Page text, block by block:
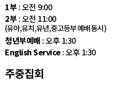
1부 : 오전 9:00
2부 : 오전 11:00
(유아,유치,유년,중고등부 예배 동시)
청년부예배 : 오후 1:30
English Service: 오후 1:30
주중집회